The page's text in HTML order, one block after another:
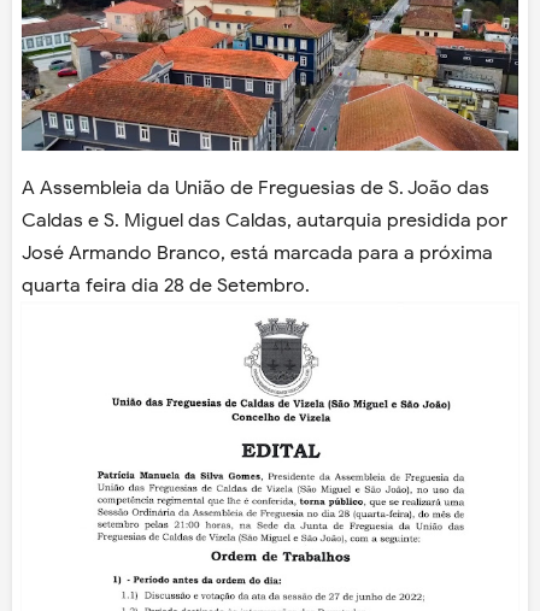
A Assembleia da União de Freguesias de S. João das
Caldas e S. Miguel das Caldas, autarquia presidida por
José Armando Branco, está marcada para a próxima
quarta feira dia 28 de Setembro.